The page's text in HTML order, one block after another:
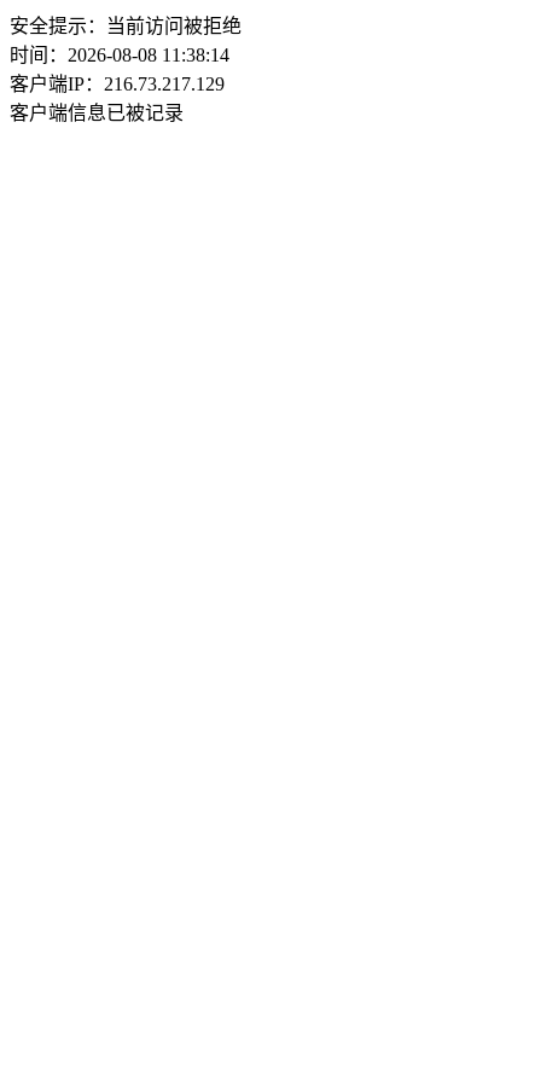
安全提示：当前访问被拒绝
时间：2026-08-08 11:38:14
客户端IP：216.73.217.129
客户端信息已被记录